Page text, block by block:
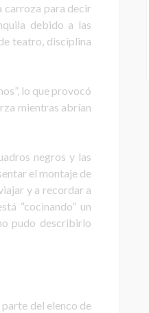
carroza para decir
debido a las
teatro, disciplina
lo que provocó
mientras abrían
negros y las
el montaje de
y a recordar a
“cocinando” un
pudo describirlo
del elenco de